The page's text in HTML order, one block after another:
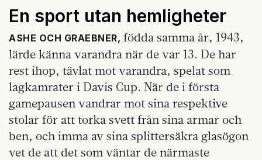
En sport utan hemligheter
ASHE OCH GRAEBNER, födda samma år, 1943,
lärde känna varandra när de var 13. De har
rest ihop, tävlat mot varandra, spelat som
lagkamrater i Davis Cup. När de i första
gamepausen vandrar mot sina respektive
stolar för att torka svett från sina armar och
ben, och imma av sina splittersäkra glasögon
vet de att det som väntar de närmaste